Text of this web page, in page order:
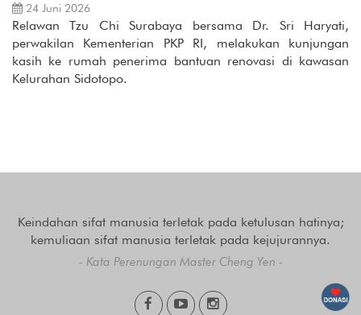
24 Juni 2026
Relawan Tzu Chi Surabaya bersama Dr. Sri Haryati,
perwakilan Kementerian PKP RI, melakukan kunjungan
kasih ke rumah penerima bantuan renovasi di kawasan
Kelurahan Sidotopo.
Keindahan sifat manusia terletak pada ketulusan hatinya;
kemuliaan sifat manusia terletak pada kejujurannya.
- Kata Perenungan Master Cheng Yen -